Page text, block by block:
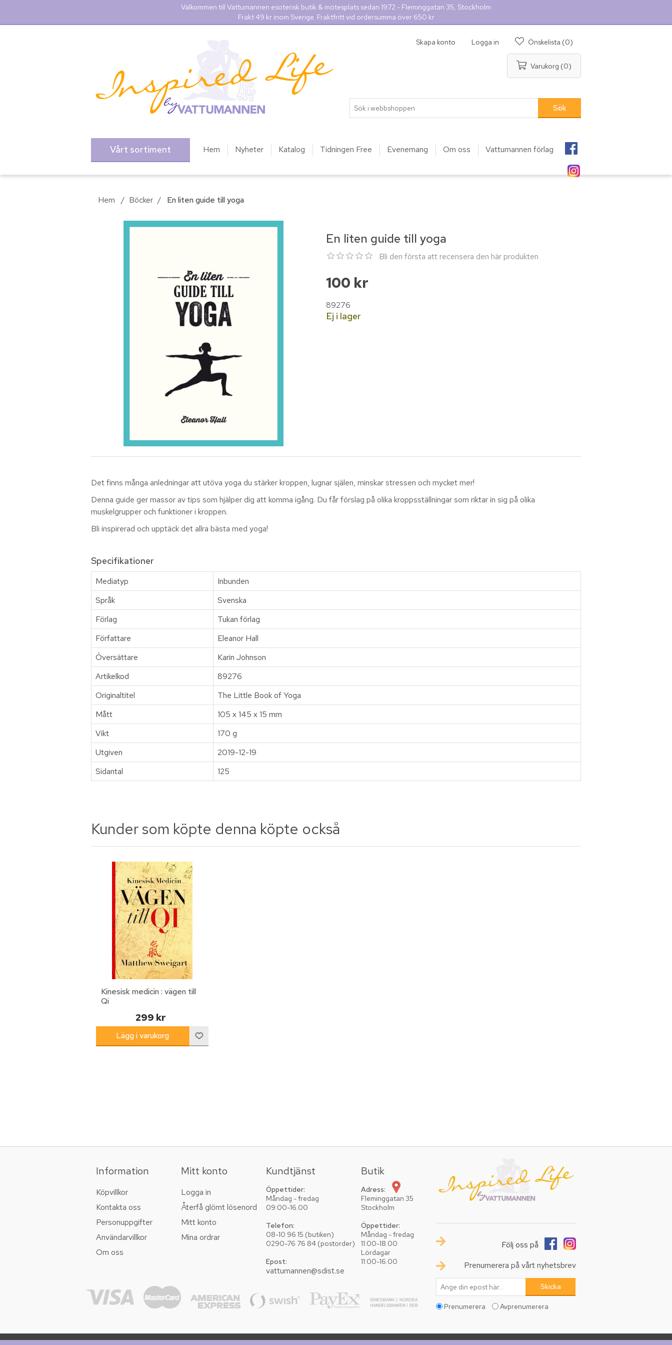
Välkommen till Vattumannen esoterisk butik & mötesplats sedan 1972 - Fleminggatan 35, Stockholm
Frakt 49 kr inom Sverige. Fraktfritt vid ordersumma över 650 kr
Skapa konto Logga in Önskelista (0)
Varukorg (0)
Vårt sortiment Hem Nyheter Katalog Tidningen Free Evenemang Om oss Vattumannen förlag
Hem / Böcker / En liten guide till yoga
En liten guide till yoga
Bli den första att recensera den här produkten
100 kr
89276
Ej i lager
Det finns många anledningar att utöva yoga du stärker kroppen, lugnar själen, minskar stressen och mycket mer!
Denna guide ger massor av tips som hjälper dig att komma igång. Du får förslag på olika kroppsställningar som riktar in sig på olika
muskelgrupper och funktioner i kroppen.
Bli inspirerad och upptäck det allra bästa med yoga!
Specifikationer
Mediatyp
Inbunden
Språk
Svenska
Förlag
Tukan förlag
Författare
Eleanor Hall
Översättare
Karin Johnson
Artikelkod
89276
Originaltitel
The Little Book of Yoga
Mått
105 x 145 x 15 mm
Vikt
170 g
Utgiven
2019-12-19
Sidantal
125
Kunder som köpte denna köpte också
Kinesisk medicin : vägen till
Qi
299 kr
Information
Köpvillkor
Kontakta oss
Personuppgifter
Användarvillkor
Om oss
Mitt konto
Logga in
Återfå glömt lösenord
Mitt konto
Mina ordrar
Kundtjänst
Öppettider:
Måndag - fredag
09:00-16.00
Telefon:
08-10 96 15 (butiken)
0290-76 76 84 (postorder)
Epost:
vattumannen@sdist.se
Butik
Adress:
Fleminggatan 35
Stockholm
Öppettider:
Måndag - fredag
11:00-18.00
Lördagar
11:00-16.00
Följ oss på
Prenumerera på vårt nyhetsbrev
Prenumerera Avprenumerera